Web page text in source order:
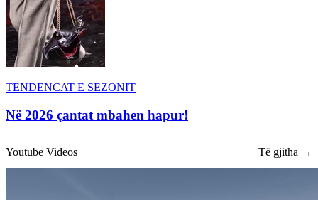
TENDENCAT E SEZONIT
Në 2026 çantat mbahen hapur!
Youtube Videos Të gjitha →